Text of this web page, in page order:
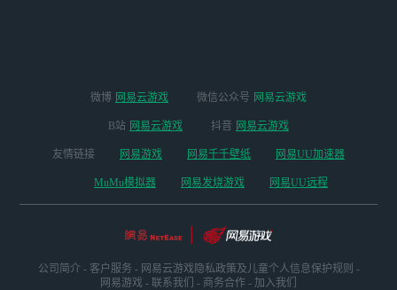
微博 网易云游戏 微信公众号 网易云游戏
B站 网易云游戏 抖音 网易云游戏
友情链接 网易游戏 网易千千壁纸 网易UU加速器
MuMu模拟器 网易发烧游戏 网易UU远程
公司简介 - 客户服务 - 网易云游戏隐私政策及儿童个人信息保护规则 -
网易游戏 - 联系我们 - 商务合作 - 加入我们